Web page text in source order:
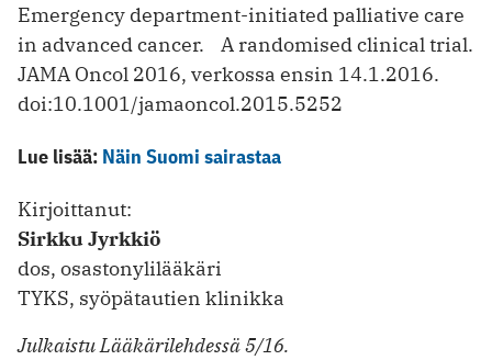
Emergency department-initiated palliative care
in advanced cancer. A randomised clinical trial.
JAMA Oncol 2016, verkossa ensin 14.1.2016.
doi:10.1001/jamaoncol.2015.5252
Lue lisää: Näin Suomi sairastaa
Kirjoittanut:
Sirkku Jyrkkiö
dos, osastonylilääkäri
TYKS, syöpätautien klinikka
Julkaistu Lääkärilehdessä 5/16.